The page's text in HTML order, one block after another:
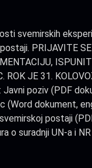
svemirskih
PRIJAVITE
ROK JE 31.
Javni poziv (PDF
(Word dokument,
postaji
o suradnji UN-a i